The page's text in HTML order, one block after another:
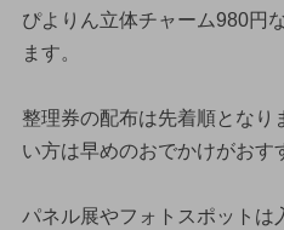
ぴよりん立体チャーム980円
ます。
整理券の配布は先着順となり
い方は早めのおでかけがおす
パネル展やフォトスポットは